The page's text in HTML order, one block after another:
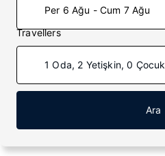
Per 6 Ağu - Cum 7 Ağu
Travellers
1 Oda, 2 Yetişkin, 0 Çocuk
Ara